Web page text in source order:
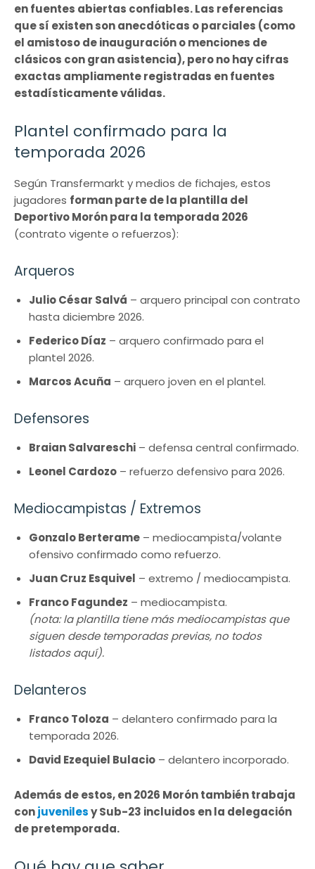
en fuentes abiertas confiables. Las referencias
que sí existen son anecdóticas o parciales (como
el amistoso de inauguración o menciones de
clásicos con gran asistencia), pero no hay cifras
exactas ampliamente registradas en fuentes
estadísticamente válidas.
Plantel confirmado para la
temporada 2026
Según Transfermarkt y medios de fichajes, estos
jugadores forman parte de la plantilla del
Deportivo Morón para la temporada 2026
(contrato vigente o refuerzos):
Arqueros
Julio César Salvá – arquero principal con contrato
hasta diciembre 2026.
Federico Díaz – arquero confirmado para el
plantel 2026.
Marcos Acuña – arquero joven en el plantel.
Defensores
Braian Salvareschi – defensa central confirmado.
Leonel Cardozo – refuerzo defensivo para 2026.
Mediocampistas / Extremos
Gonzalo Berterame – mediocampista/volante
ofensivo confirmado como refuerzo.
Juan Cruz Esquivel – extremo / mediocampista.
Franco Fagundez – mediocampista.
(nota: la plantilla tiene más mediocampistas que
siguen desde temporadas previas, no todos
listados aquí).
Delanteros
Franco Toloza – delantero confirmado para la
temporada 2026.
David Ezequiel Bulacio – delantero incorporado.
Además de estos, en 2026 Morón también trabaja
conjuvenilesy Sub-23 incluidos en la delegación
de pretemporada.